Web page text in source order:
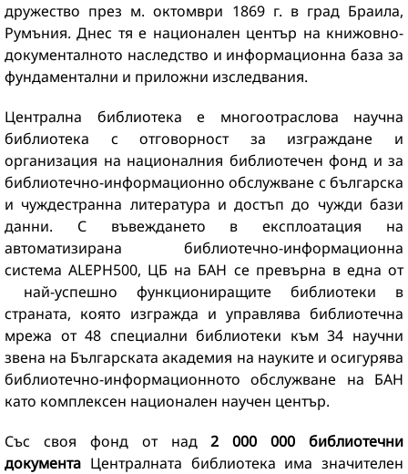
дружество през м. октомври 1869 г. в град Браила,
Румъния.Днес тя е национален център на книжовно-
документалното наследство и информационна база за
фундаментални и приложни изследвания.
Централна библиотека е многоотраслова научна
библиотека с отговорност за изграждане и
организация на националния библиотечен фонд и за
библиотечно-информационно обслужване с българска
и чуждестранна литература и достъп до чужди бази
данни. С въвеждането в експлоатация на
автоматизирана библиотечно-информационна
система ALEPH500, ЦБ на БАН се превърна в една от
най-успешно функциониращите библиотеки в
страната, която изгражда и управлява библиотечна
мрежа от 48 специални библиотеки към 34 научни
звена на Българската академия на науките и осигурява
библиотечно-информационното обслужване на БАН
като комплексен национален научен център.
Със своя фонд от над2 000 000 библиотечни
документа Централната библиотека има значителен